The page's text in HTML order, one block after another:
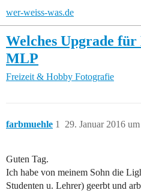
wer-weiss-was.de
Welches Upgrade
MLP
Freizeit & Hobby Fotografie
farbmuehle 29. Januar 2016
1
Guten Tag.
Ich habe von meinem Sohn die
Studenten u. Lehrer) geerbt und